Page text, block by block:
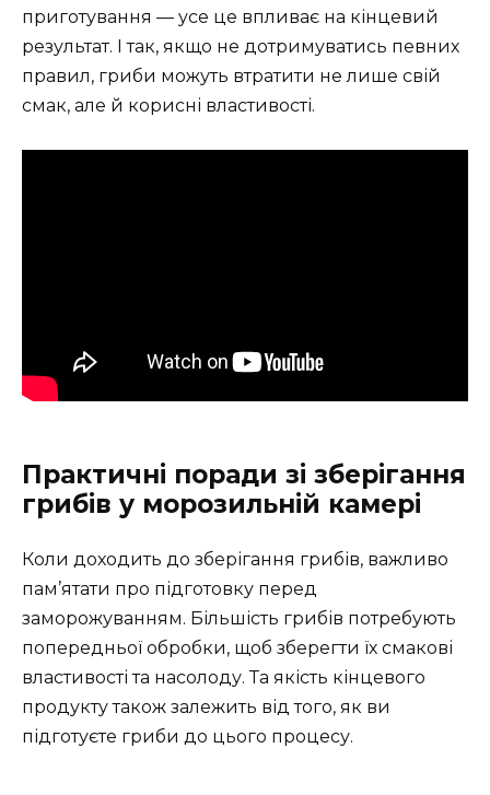
приготування — усе це впливає на кінцевий
результат. І так, якщо не дотримуватись певних
правил, гриби можуть втратити не лише свій
смак, але й корисні властивості.
Практичні поради зі зберігання
грибів у морозильній камері
Коли доходить до зберігання грибів, важливо
пам’ятати про підготовку перед
заморожуванням. Більшість грибів потребують
попередньої обробки, щоб зберегти їх смакові
властивості та насолоду. Та якість кінцевого
продукту також залежить від того, як ви
підготуєте гриби до цього процесу.